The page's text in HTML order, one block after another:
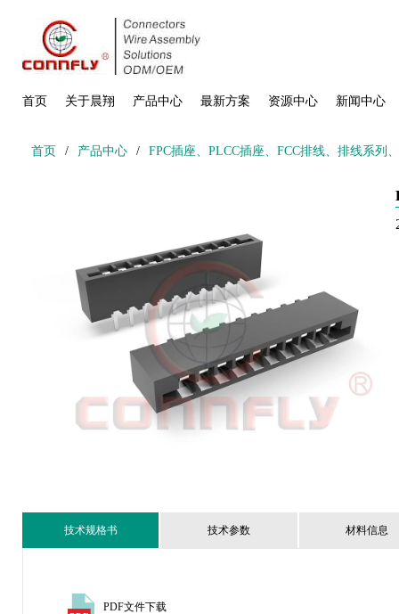
首页 关于晨翔 产品中心 最新方案 资源中心 新闻中心
首页 / 产品中心 / FPC插座、PLCC插座、FCC排线、排线系列
技术规格书 技术参数 材料信息
PDF文件下载